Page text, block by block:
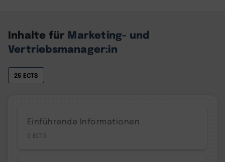
Inhalte für Marketing- und
Vertriebsmanager:in
25 ECTS
Einführende Informationen
0